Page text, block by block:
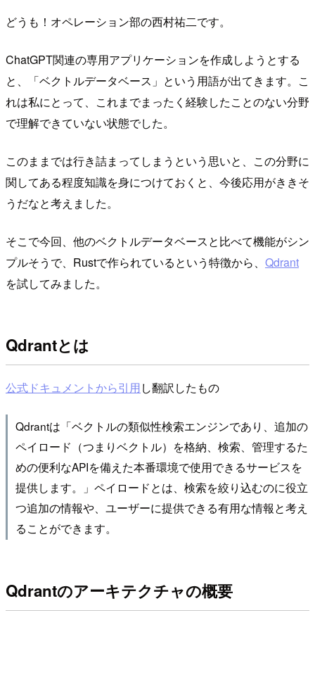
どうも！オペレーション部の西村祐二です。
ChatGPT関連の専用アプリケーションを作成しようとする
と、「ベクトルデータベース」という用語が出てきます。こ
れは私にとって、これまでまったく経験したことのない分野
で理解できていない状態でした。
このままでは行き詰まってしまうという思いと、この分野に
関してある程度知識を身につけておくと、今後応用がききそ
うだなと考えました。
そこで今回、他のベクトルデータベースと比べて機能がシン
プルそうで、Rustで作られているという特徴から、 Qdrant
を試してみました。
Qdrantとは
公式ドキュメントから引用し翻訳したもの
Qdrantは「ベクトルの類似性検索エンジンであり、追加の
ペイロード（つまりベクトル）を格納、検索、管理するた
めの便利なAPIを備えた本番環境で使用できるサービスを
提供します。」ペイロードとは、検索を絞り込むのに役立
つ追加の情報や、ユーザーに提供できる有用な情報と考え
ることができます。
Qdrantのアーキテクチャの概要